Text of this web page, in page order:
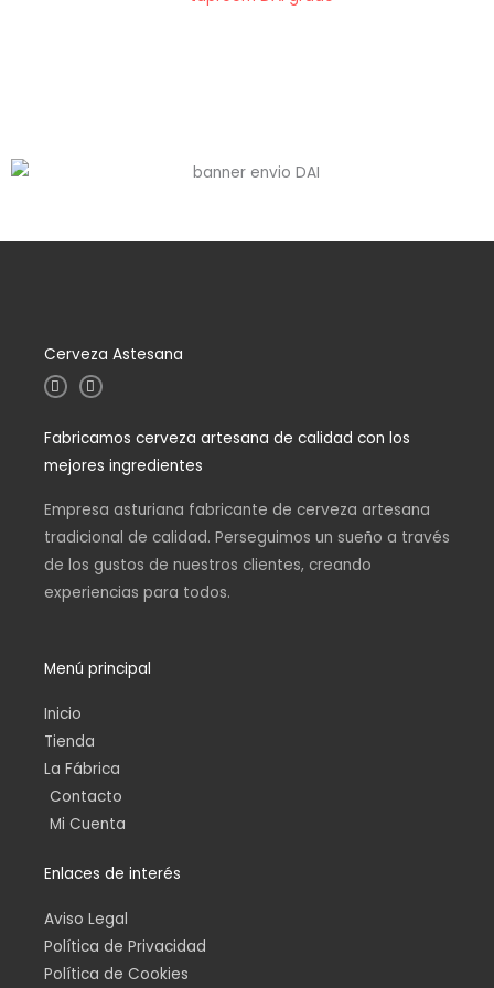
Cerveza Astesana
I
n
a
r
F
a
b
o
Fabricamos cerveza artesana de calidad con los
mejores ingredientes
Empresa asturiana fabricante de cerveza artesana
tradicional de calidad. Perseguimos un sueño a través
de los gustos de nuestros clientes, creando
experiencias para todos.
Menú principal
Inicio
Tienda
La Fábrica
Contacto
Mi Cuenta
Enlaces de interés
Aviso Legal
Política de Privacidad
Política de Cookies